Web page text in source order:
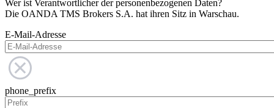
Wer ist Verantwortlicher der personenbezogenen Daten?
Die OANDA TMS Brokers S.A. hat ihren Sitz in Warschau.
E-Mail-Adresse
phone_prefix